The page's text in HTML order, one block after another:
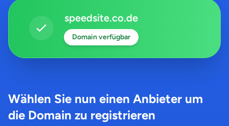
speedsite.co.de
Domain verfügbar
Wählen Sie nun einen Anbieter um
die Domain zu registrieren